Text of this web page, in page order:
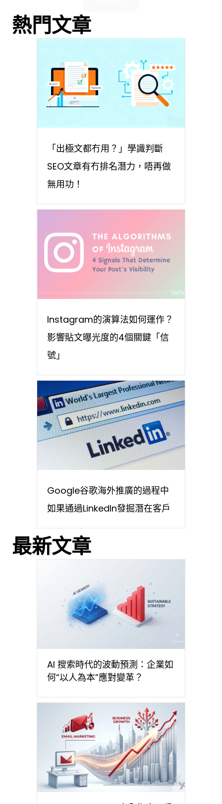
熱門文章
「出極文都冇用？」學識判斷
SEO文章有冇排名潛力，唔再做
無用功！
Instagram的演算法如何運作？
影響貼文曝光度的4個關鍵「信
號」
Google谷歌海外推廣的過程中
如果通過LinkedIn發掘潛在客戶
最新文章
AI 搜索時代的波動預測：企業如
何“以人為本”應對變革？